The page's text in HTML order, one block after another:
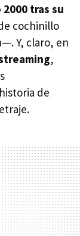
tras su
cochinillo
Y, claro, en
,
de